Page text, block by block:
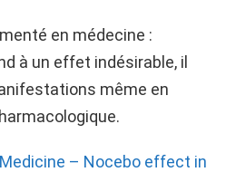
en médecine :
à un effet indésirable, il
même en
– Nocebo effect in